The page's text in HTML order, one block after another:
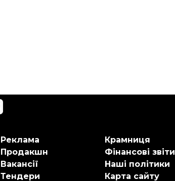
Реклама
Продакшн
Вакансії
Тендери
Крамниця
Фінансові звіти
Наші політики
Карта сайту